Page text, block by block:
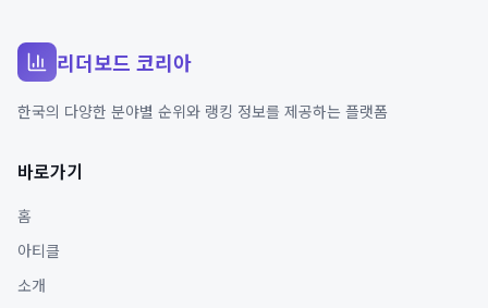
리더보드 코리아
한국의 다양한 분야별 순위와 랭킹 정보를 제공하는 플랫폼
바로가기
홈
아티클
소개